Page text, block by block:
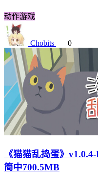
动作游戏
Chobits 0
《猫猫乱捣蛋》
简中700.5MB